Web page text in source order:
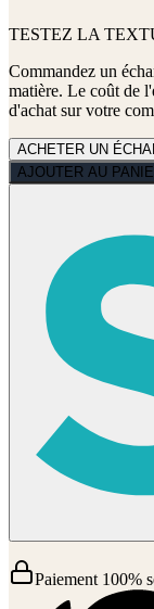
TESTEZ LA
Commandez un
matière. Le coût de
d'achat sur votre
ACHETER UN
AJOUTER AU
Paiement 100%